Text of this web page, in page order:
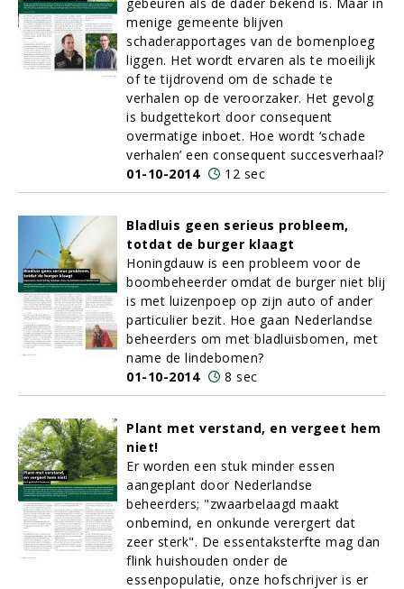
menige gemeente blijven
schaderapportages van de bomenploeg
liggen. Het wordt ervaren als te moeilijk
of te tijdrovend om de schade te
verhalen op de veroorzaker. Het gevolg
is budgettekort door consequent
overmatige inboet. Hoe wordt ‘schade
verhalen’ een consequent succesverhaal?
01-10-2014
12 sec
Bladluis geen serieus probleem,
totdat de burger klaagt
Honingdauw is een probleem voor de
boombeheerder omdat de burger niet blij
is met luizenpoep op zijn auto of ander
particulier bezit. Hoe gaan Nederlandse
beheerders om met bladluisbomen, met
name de lindebomen?
01-10-2014
8 sec
Plant met verstand, en vergeet hem
niet!
Er worden een stuk minder essen
aangeplant door Nederlandse
beheerders; "zwaarbelaagd maakt
onbemind, en onkunde verergert dat
zeer sterk". De essentaksterfte mag dan
flink huishouden onder de
essenpopulatie, onze hofschrijver is er